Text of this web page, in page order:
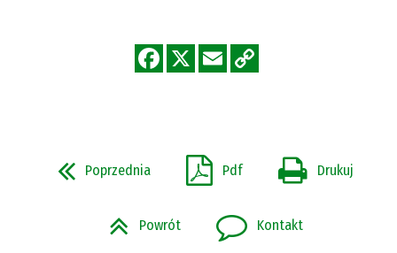
Poprzednia Pdf Drukuj
Powrót Kontakt